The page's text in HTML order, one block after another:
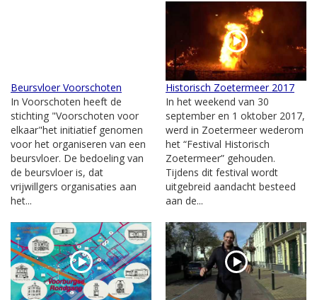
Beursvloer Voorschoten
In Voorschoten heeft de
stichting "Voorschoten voor
elkaar"het initiatief genomen
voor het organiseren van een
beursvloer. De bedoeling van
de beursvloer is, dat
vrijwillgers organisaties aan
het...
Historisch Zoetermeer 2017
In het weekend van 30
september en 1 oktober 2017,
werd in Zoetermeer wederom
het “Festival Historisch
Zoetermeer” gehouden.
Tijdens dit festival wordt
uitgebreid aandacht besteed
aan de...